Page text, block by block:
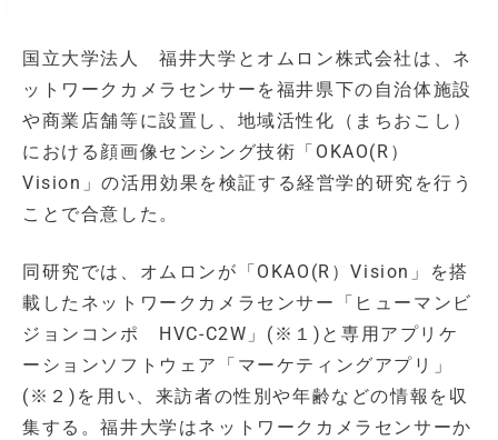
国立大学法人 福井大学とオムロン株式会社は、ネ
ットワークカメラセンサーを福井県下の自治体施設
や商業店舗等に設置し、地域活性化（まちおこし）
における顔画像センシング技術「OKAO(R）
Vision」の活用効果を検証する経営学的研究を行う
ことで合意した。
同研究では、オムロンが「OKAO(R）Vision」を搭
載したネットワークカメラセンサー「ヒューマンビ
ジョンコンポ HVC-C2W」(※１)と専用アプリケ
ーションソフトウェア「マーケティングアプリ」
(※２)を用い、来訪者の性別や年齢などの情報を収
集する。福井大学はネットワークカメラセンサーか